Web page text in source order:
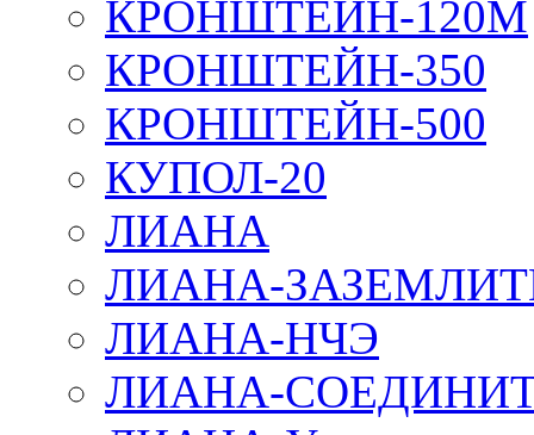
КРОНШТЕЙН-120М
КРОНШТЕЙН-350
КРОНШТЕЙН-500
КУПОЛ-20
ЛИАНА
ЛИАНА-
ЛИАНА-НЧЭ
ЛИАНА-